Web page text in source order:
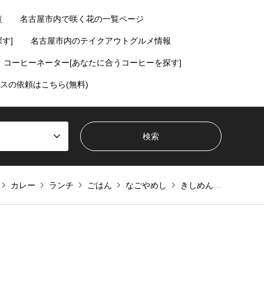
名古屋市内で咲く花の一覧ページ
す] 名古屋市内のテイクアウトグルメ情報
コーヒーネーター[あなたに合うコーヒーを探す]
の依頼はこちら(無料)
カレー ランチ ごはん なごやめし きしめん・うどん・そば